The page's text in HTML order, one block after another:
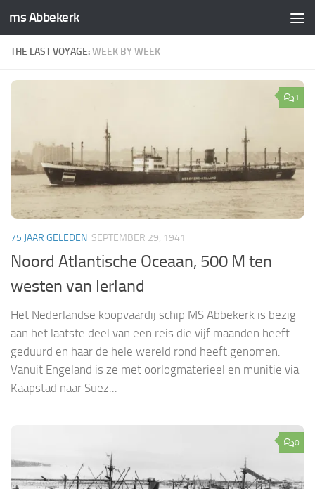
Doorgaan naar inhoud
ms Abbekerk
THE LAST VOYAGE:WEEK BY WEEK
1
75 JAAR GELEDEN SEPTEMBER 29, 1941
Noord Atlantische Oceaan, 500 M ten
westen van Ierland
Het Nederlandse koopvaardij schip MS Abbekerk is bezig
aan het laatste deel van een reis die vijf maanden heeft
geduurd en haar de hele wereld rond heeft genomen.
Vanuit Engeland is ze met oorlogmaterieel en munitie via
Kaapstad naar Suez...
0